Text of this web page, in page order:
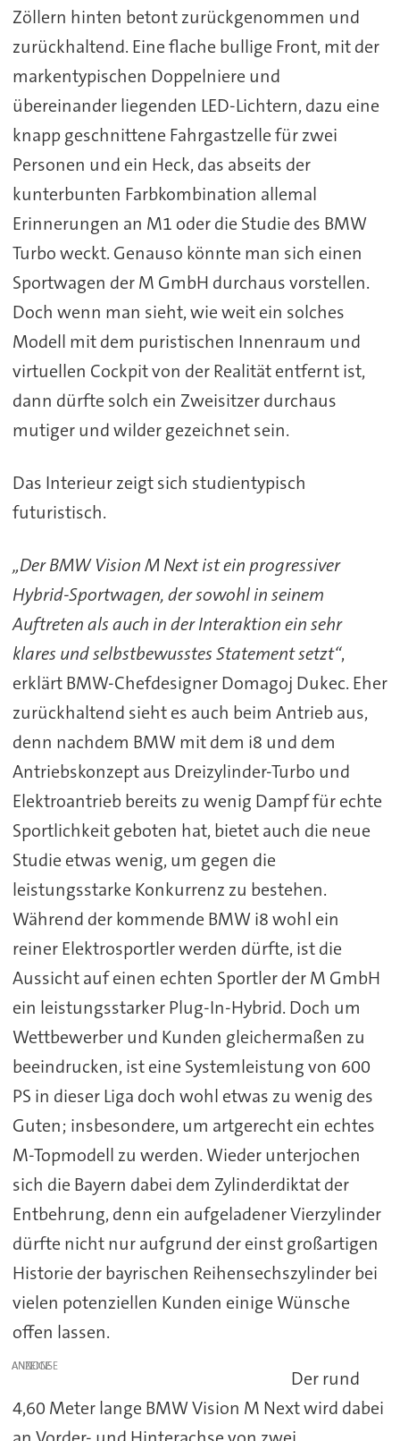
Zöllern hinten betont zurückgenommen und
zurückhaltend. Eine flache bullige Front, mit der
markentypischen Doppelniere und
übereinander liegenden LED-Lichtern, dazu eine
knapp geschnittene Fahrgastzelle für zwei
Personen und ein Heck, das abseits der
kunterbunten Farbkombination allemal
Erinnerungen an M1 oder die Studie des BMW
Turbo weckt. Genauso könnte man sich einen
Sportwagen der M GmbH durchaus vorstellen.
Doch wenn man sieht, wie weit ein solches
Modell mit dem puristischen Innenraum und
virtuellen Cockpit von der Realität entfernt ist,
dann dürfte solch ein Zweisitzer durchaus
mutiger und wilder gezeichnet sein.
Das Interieur zeigt sich studientypisch
futuristisch.
„Der BMW Vision M Next ist ein progressiver
Hybrid-Sportwagen, der sowohl in seinem
Auftreten als auch in der Interaktion ein sehr
klares und selbstbewusstes Statement setzt“,
erklärt BMW-Chefdesigner Domagoj Dukec. Eher
zurückhaltend sieht es auch beim Antrieb aus,
denn nachdem BMW mit dem i8 und dem
Antriebskonzept aus Dreizylinder-Turbo und
Elektroantrieb bereits zu wenig Dampf für echte
Sportlichkeit geboten hat, bietet auch die neue
Studie etwas wenig, um gegen die
leistungsstarke Konkurrenz zu bestehen.
Während der kommende BMW i8 wohl ein
reiner Elektrosportler werden dürfte, ist die
Aussicht auf einen echten Sportler der M GmbH
ein leistungsstarker Plug-In-Hybrid. Doch um
Wettbewerber und Kunden gleichermaßen zu
beeindrucken, ist eine Systemleistung von 600
PS in dieser Liga doch wohl etwas zu wenig des
Guten; insbesondere, um artgerecht ein echtes
M-Topmodell zu werden. Wieder unterjochen
sich die Bayern dabei dem Zylinderdiktat der
Entbehrung, denn ein aufgeladener Vierzylinder
dürfte nicht nur aufgrund der einst großartigen
Historie der bayrischen Reihensechszylinder bei
vielen potenziellen Kunden einige Wünsche
offen lassen.
ANZEIGE
Der rund
4,60 Meter lange BMW Vision M Next wird dabei